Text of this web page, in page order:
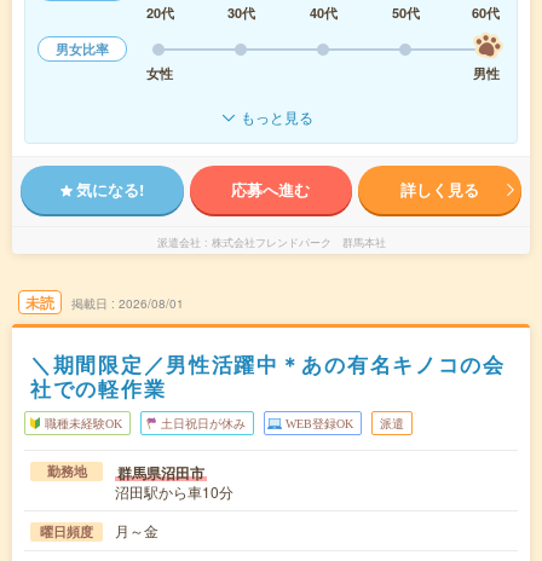
20代
30代 40代 50代
60代
男女比率
女性
男性
もっと見る
気になる! 応募へ進む 詳しく見る
派遣会社 株式会社フレンドパーク 群馬本社
未読 掲載日 2026/08/01
＼期間限定／男性活躍中＊あの有名キノコの会
社での軽作業
職種未経験OK 土日祝日が休み WEB登録OK 派遣
勤務地 群馬県沼田市
沼田駅から車10分
曜日頻度 月～金